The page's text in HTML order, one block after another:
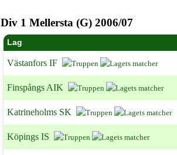
Div 1 Mellersta (G) 2006/07
Lag
Västanfors IF
Finspångs AIK
Katrineholms SK
Köpings IS